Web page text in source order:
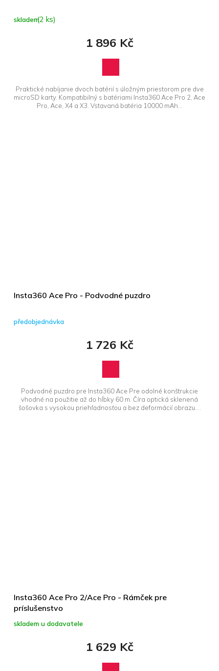
skladem(2 ks)
1 896 Kč
Praktické nabíjanie dvoch batérií s úložným priestorom pre dve
microSD karty. Kompatibilný s batériami Insta360 Ace Pro 2, Ace
Pro, Ace, X4 a X3. Vstavaná batéria 10000 mAh...
Insta360 Ace Pro - Podvodné puzdro
předobjednávka
1 726 Kč
Podvodné puzdro pre Insta360 Ace Pre odolné konštrukcie
vhodné na použitie až do hĺbky 60 m. Číra optická sklenená
šošovka s vysokou priehľadnosťou a bez deformácií obrazu....
Insta360 Ace Pro 2/Ace Pro - Rámček pre
príslušenstvo
skladem u dodavatele
1 629 Kč